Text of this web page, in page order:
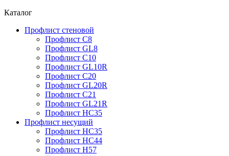
Каталог
Профлист стеновой
Профлист С8
Профлист GL8
Профлист С10
Профлист GL10R
Профлист С20
Профлист GL20R
Профлист С21
Профлист GL21R
Профлист НС35
Профлист несущий
Профлист НС35
Профлист НС44
Профлист Н57